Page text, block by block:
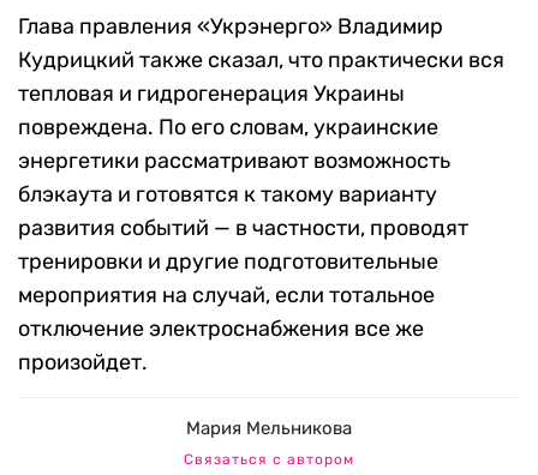
Глава правления «Укрэнерго» Владимир
Кудрицкий также сказал, что практически вся
тепловая и гидрогенерация Украины
повреждена. По его словам, украинские
энергетики рассматривают возможность
блэкаута и готовятся к такому варианту
развития событий — в частности, проводят
тренировки и другие подготовительные
мероприятия на случай, если тотальное
отключение электроснабжения все же
произойдет.
Мария Мельникова
Связаться с автором